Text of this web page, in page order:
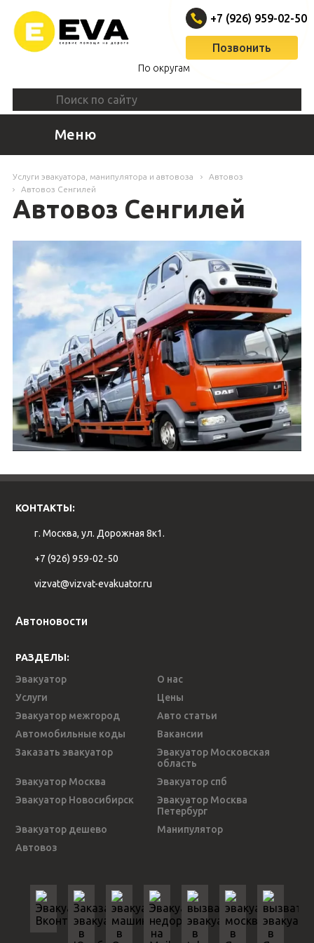
По округам
+7 (926) 959-02-50
Позвонить
Меню
Услуги эвакуатора, манипулятора и автовоза
Автовоз
Автовоз Сенгилей
Автовоз Сенгилей
КОНТАКТЫ:
г. Москва, ул. Дорожная 8к1.
+7 (926) 959-02-50
vizvat@vizvat-evakuator.ru
Автоновости
РАЗДЕЛЫ:
Эвакуатор
О нас
Услуги
Цены
Эвакуатор межгород
Авто статьи
Автомобильные коды
Вакансии
Заказать эвакуатор
Эвакуатор Московская
область
Эвакуатор Москва
Эвакуатор спб
Эвакуатор Новосибирск
Эвакуатор Москва
Петербург
Эвакуатор дешево
Манипулятор
Автовоз